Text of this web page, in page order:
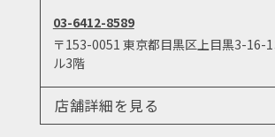
03-6412-8589
〒153-0051 東京都目黒区上目黒3-16-
ル3階
店舗詳細を見る